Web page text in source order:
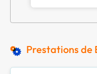
Prestations de